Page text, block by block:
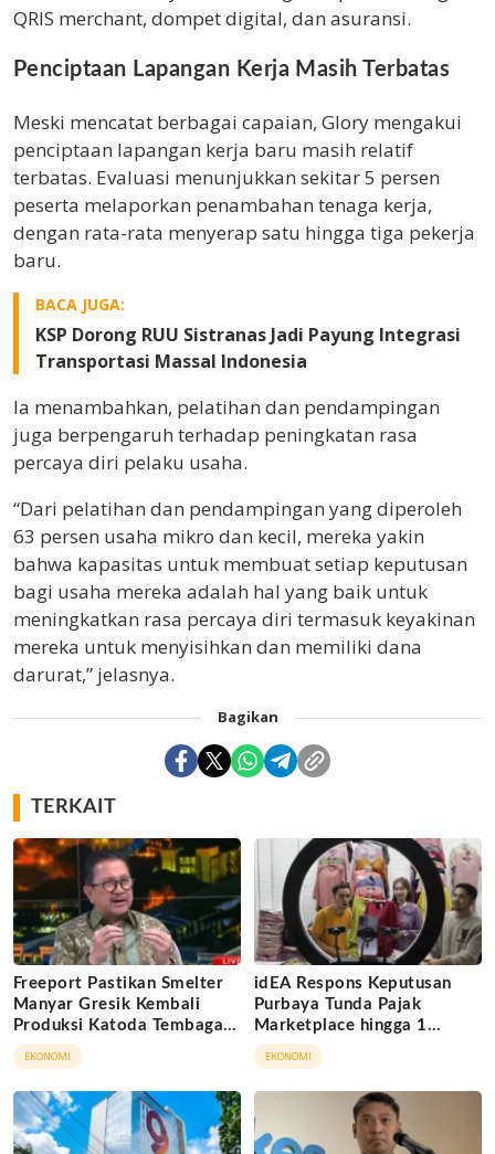
QRIS merchant, dompet digital, dan asuransi.
Penciptaan Lapangan Kerja Masih Terbatas
Meski mencatat berbagai capaian, Glory mengakui
penciptaan lapangan kerja baru masih relatif
terbatas. Evaluasi menunjukkan sekitar 5 persen
peserta melaporkan penambahan tenaga kerja,
dengan rata-rata menyerap satu hingga tiga pekerja
baru.
BACA JUGA:
KSP Dorong RUU Sistranas Jadi Payung Integrasi
Transportasi Massal Indonesia
Ia menambahkan, pelatihan dan pendampingan
juga berpengaruh terhadap peningkatan rasa
percaya diri pelaku usaha.
“Dari pelatihan dan pendampingan yang diperoleh
63 persen usaha mikro dan kecil, mereka yakin
bahwa kapasitas untuk membuat setiap keputusan
bagi usaha mereka adalah hal yang baik untuk
meningkatkan rasa percaya diri termasuk keyakinan
mereka untuk menyisihkan dan memiliki dana
darurat,” jelasnya.
Bagikan
TERKAIT
Freeport Pastikan Smelter
Manyar Gresik Kembali
Produksi Katoda Tembaga
Mulai September 2026
EKONOMI
idEA Respons Keputusan
Purbaya Tunda Pajak
Marketplace hingga 1
November 2026
EKONOMI